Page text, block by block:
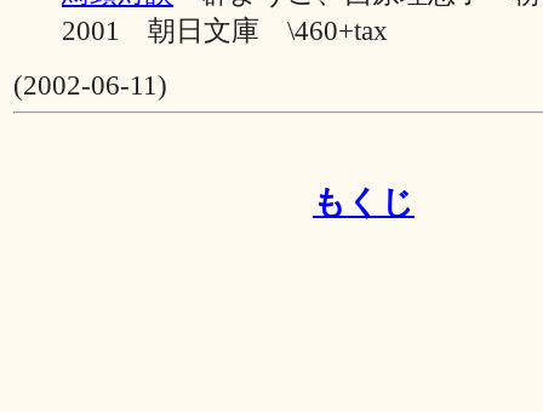
2001 朝日文庫 \460+tax
(2002-06-11)
もくじ